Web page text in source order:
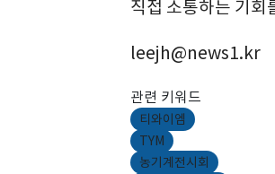
직접 소통하는 기
leejh@news1.kr
관련 키워드
티와이엠
TYM
농기계전시회